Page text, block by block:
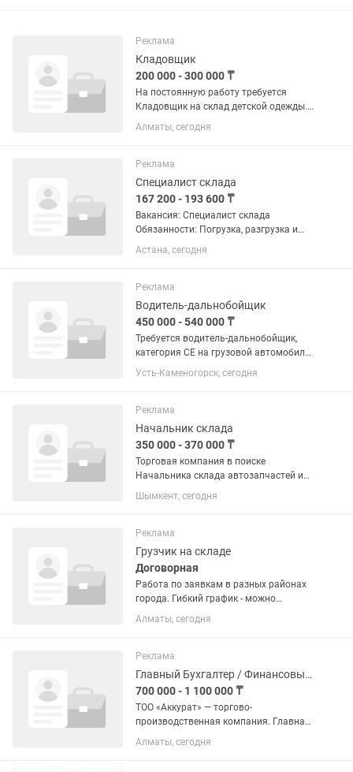
Реклама
Кладовщик
200 000 - 300 000 ₸
На постоянную работу требуется
Кладовщик на склад детской одежды.
Обязанности:Приемка товаров от
поставщиков, проверка по накладным
Сортировка, бережное
раскладывание...
Алматы, сегодня
Реклама
Специалист склада
167 200 - 193 600 ₸
Вакансия: Специалист склада
Обязанности: Погрузка, разгрузка и
перемещение товаров на складе.
Прием, размещение и сортировка
Астана, сегодня
Реклама
Водитель-дальнобойщик
450 000 - 540 000 ₸
Требуется водитель-дальнобойщик,
категория CE на грузовой автомобиль
Volvo, рефрежиратор. Без в/п.
Суточные-7000тг,+ высокая зарплата
Усть-Каменогорск, сегодня
Реклама
Начальник склада
350 000 - 370 000 ₸
Торговая компания в поиске
Начальника склада автозапчастей и
авто масел по ул. Исаханова 40.
График работы 5/2, Пн-Пт с 8:30 до
склада/Заведующим склада и с 1С...
Шымкент, сегодня
Реклама
Грузчик на складе
Договорная
Работа по заявкам в разных районах
города. Гибкий график - можно
совмещать с другой работой. Оплата
ежедневно Подходит как для
подработки. • Опыт приветствуется, но
не...
Алматы, сегодня
Реклама
Главный Бухгалтер / Финансовый контролер
700 000 - 1 100 000 ₸
ТОО «Аккурат» — торгово-
производственная компания. Главная
задача на старте — провести аудит
текущей базы, навести жесткий
Алматы, сегодня